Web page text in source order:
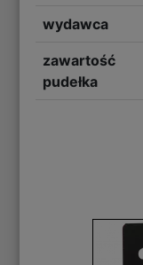
wydawca
zawartość
pudełka